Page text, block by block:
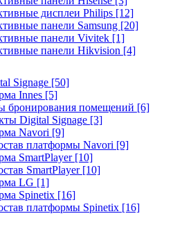
дисплеи Philips [12]
панели Samsung [20]
панели Vivitek [1]
панели Hikvision [4]
Signage [50]
Innes [5]
бронирования помещений [6]
Digital Signage [3]
Navori [9]
платформы Navori [9]
SmartPlayer [10]
SmartPlayer [10]
LG [1]
Spinetix [16]
платформы Spinetix [16]